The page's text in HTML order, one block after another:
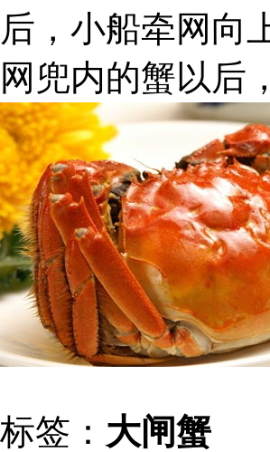
后，小船牵网向
网兜内的蟹以后
标签： 大闸蟹